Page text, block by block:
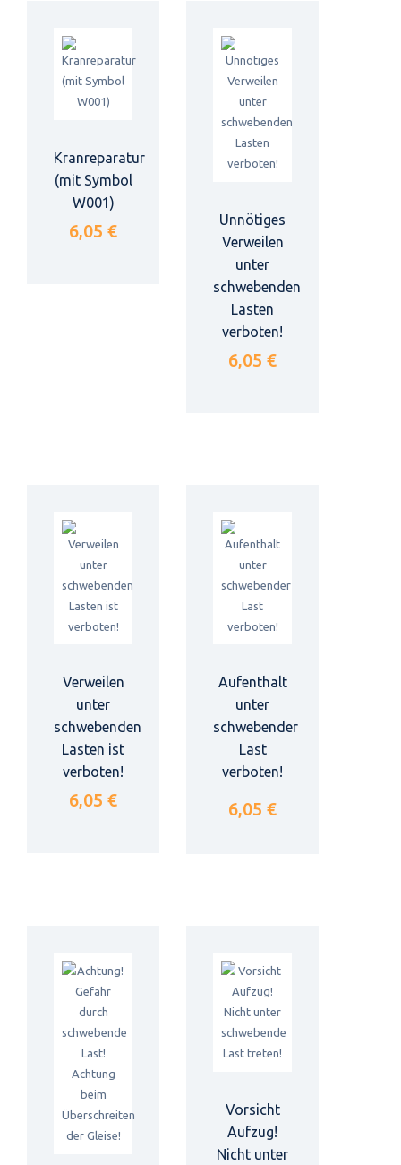
Kranreparatur
(mit Symbol
W001)
6,05 €
Unnötiges
Verweilen
unter
schwebenden
Lasten
verboten!
6,05 €
Verweilen
unter
schwebenden
Lasten ist
verboten!
6,05 €
Aufenthalt
unter
schwebender
Last
verboten!
6,05 €
Vorsicht
Aufzug!
Nicht unter